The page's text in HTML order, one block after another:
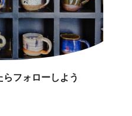
フォローしよう